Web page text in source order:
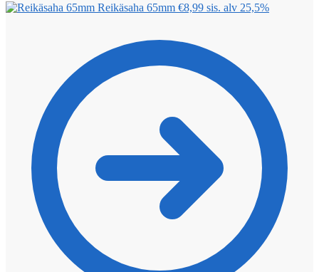
Reikäsaha 65mm €8,99 sis. alv 25,5%